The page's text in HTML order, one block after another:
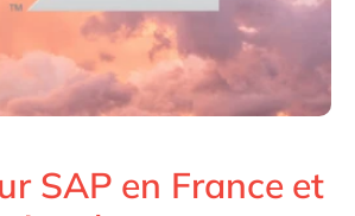
SAP en France et